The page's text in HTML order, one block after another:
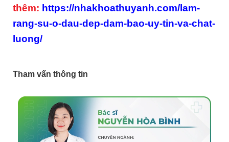
thêm: https://nhakhoathuyanh.com/lam-
rang-su-o-dau-dep-dam-bao-uy-tin-va-chat-
luong/
Tham vấn thông tin